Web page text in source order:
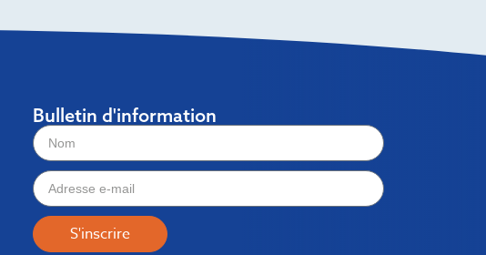
Bulletin d'information
S'inscrire